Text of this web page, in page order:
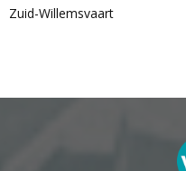
Zuid-Willemsvaart